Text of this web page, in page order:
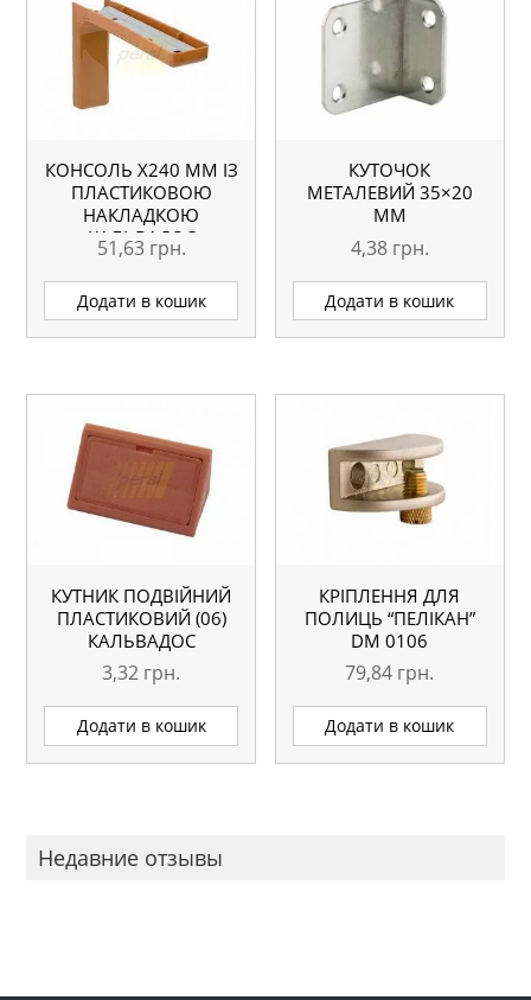
КОНСОЛЬ Х240 ММ ІЗ
ПЛАСТИКОВОЮ
НАКЛАДКОЮ
КАЛЬВАДОС
51,63 грн.
Додати в кошик
КУТОЧОК
МЕТАЛЕВИЙ 35×20
ММ
4,38 грн.
Додати в кошик
КУТНИК ПОДВІЙНИЙ
ПЛАСТИКОВИЙ (06)
КАЛЬВАДОС
3,32 грн.
Додати в кошик
КРІПЛЕННЯ ДЛЯ
ПОЛИЦЬ “ПЕЛІКАН”
DM 0106
79,84 грн.
Додати в кошик
Недавние отзывы